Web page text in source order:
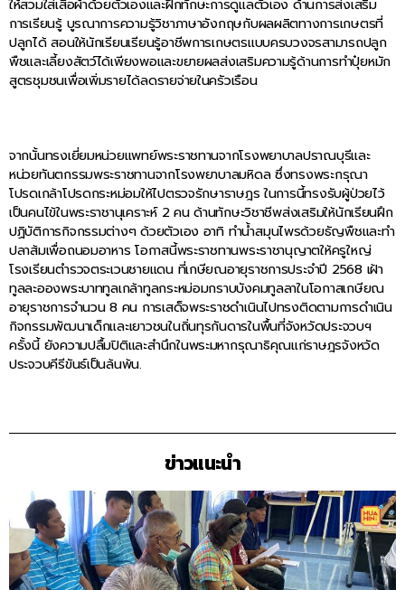
ให้สวมใส่เสื้อผ้าด้วยตัวเองและฝึกทักษะการดูแลตัวเอง ด้านการส่งเสริม
การเรียนรู้ บูรณาการความรู้วิชาภาษาอังกฤษกับผลผลิตทางการเกษตรที่
ปลูกได้ สอนให้นักเรียนเรียนรู้อาชีพการเกษตรแบบครบวงจรสามารถปลูก
พืชและเลี้ยงสัตว์ได้เพียงพอและขยายผลส่งเสริมความรู้ด้านการทำปุ๋ยหมัก
สูตรชุมชนเพื่อเพิ่มรายได้ลดรายจ่ายในครัวเรือน
จากนั้นทรงเยี่ยมหน่วยแพทย์พระราชทานจากโรงพยาบาลปราณบุรีและ
หน่วยทันตกรรมพระราชทานจากโรงพยาบาลมหิดล ซึ่งทรงพระกรุณา
โปรดเกล้าโปรดกระหม่อมให้ไปตรวจรักษาราษฎร ในการนี้ทรงรับผู้ป่วยไว้
เป็นคนไข้ในพระราชานุเคราะห์ 2 คน ด้านทักษะวิชาชีพส่งเสริมให้นักเรียนฝึก
ปฏิบัติการกิจกรรมต่างๆ ด้วยตัวเอง อาทิ ทำน้ำสมุนไพรด้วยธัญพืชและทำ
ปลาส้มเพื่อถนอมอาหาร โอกาสนี้พระราชทานพระราชานุญาตให้ครูใหญ่
โรงเรียนตำรวจตระเวนชายแดน ที่เกษียณอายุราชการประจำปี 2568 เฝ้า
ทูลละอองพระบาททูลเกล้าทูลกระหม่อมกราบบังคมทูลลาในโอกาสเกษียณ
อายุราชการจำนวน 8 คน การเสด็จพระราชดำเนินไปทรงติดตามการดำเนิน
กิจกรรมพัฒนาเด็กและเยาวชนในถิ่นทุรกันดารในพื้นที่จังหวัดประจวบฯ
ครั้งนี้ ยังความปลื้มปิติและสำนึกในพระมหากรุณาธิคุณแก่ราษฎรจังหวัด
ประจวบคีรีขันธ์เป็นล้นพ้น.
ข่าวแนะนำ